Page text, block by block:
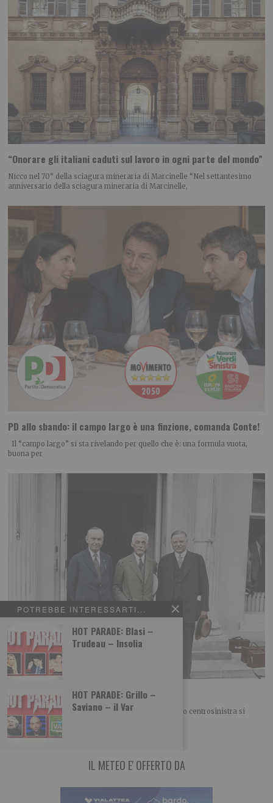
POTREBBE INTERESSARTI...
HOT PARADE: Blasi –
Trudeau – Insolia
HOT PARADE: Grillo –
Saviano – il Var
“Onorare gli italiani caduti sul lavoro in ogni parte del mondo”
Nicco nel 70° della sciagura mineraria di Marcinelle “Nel settantesimo
anniversario della sciagura mineraria di Marcinelle,
PD allo sbando: il campo largo è una finzione, comanda Conte!
Il “campo largo” si sta rivelando per quello che è: una formula vuota,
buona per
Ennio Caretto: Gli “Anni furenti” degli Usa
FINESTRA SUL MONDO Nel nostro “Campo largo” o centrosinistra si
litiga di nuovo sulla politica estera. O meglio
IL METEO E' OFFERTO DA